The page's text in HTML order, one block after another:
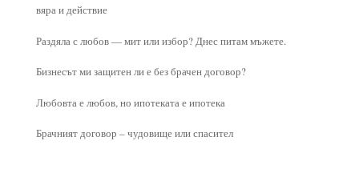
вяра и действие
Раздяла с любов — мит или избор? Днес питам мъжете.
Бизнесът ми защитен ли е без брачен договор?
Любовта е любов, но ипотеката е ипотека
Брачният договор – чудовище или спасител